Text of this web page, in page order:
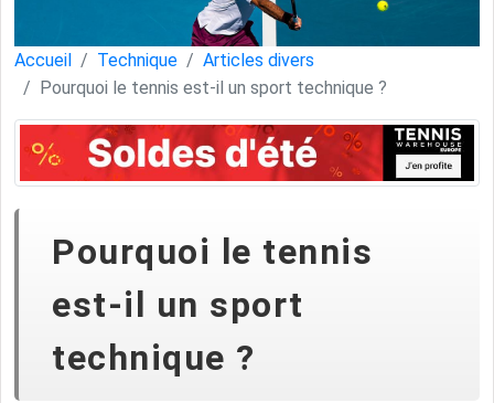
Accueil Technique
Articles divers
Pourquoi le tennis est-il un sport technique ?
Pourquoi le tennis
est-il un sport
technique ?